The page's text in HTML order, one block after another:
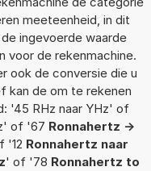
meeteenheid, in dit
ingevoerde waarde
voor de rekenmachine.
ook de conversie die u
kan de om te rekenen
'45 RHz naar YHz' of
of '67 Ronnahertz ->
'12 Ronnahertz naar
' of '78 Ronnahertz to